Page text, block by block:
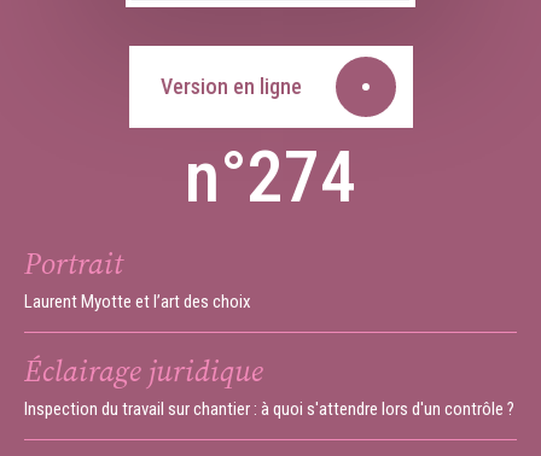
Version en ligne
n°274
Portrait
Laurent Myotte et l’art des choix
Éclairage juridique
Inspection du travail sur chantier : à quoi s'attendre lors d'un contrôle ?